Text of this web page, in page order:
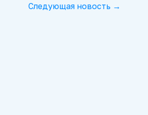
Следующая новость →